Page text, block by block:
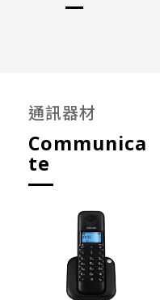
通訊器材
Communica
te